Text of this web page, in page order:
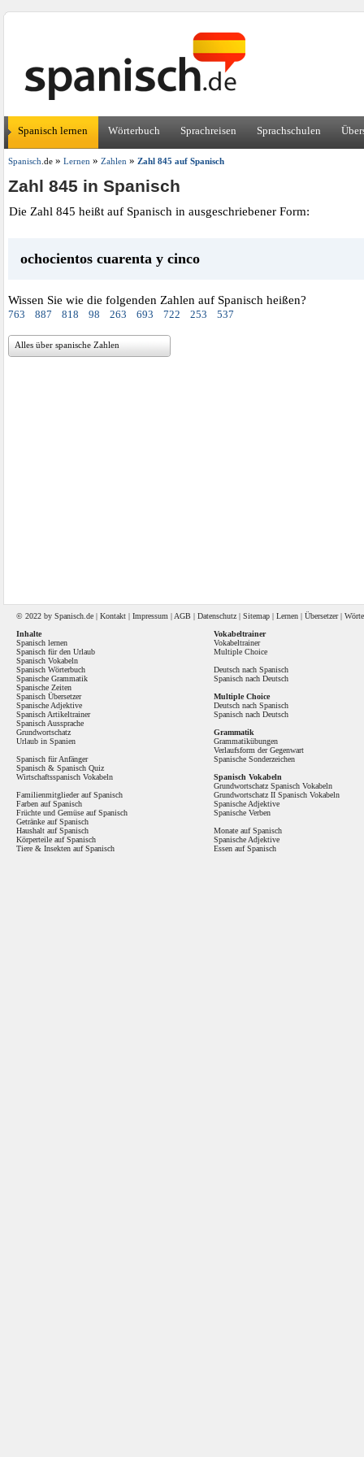
Spanisch lernen Wörterbuch Sprachreisen Sprachschulen
Spanisch .de» Lernen» Zahlen» Zahl 845 auf Spanisch
Zahl 845 in Spanisch
Die Zahl 845 heißt auf Spanisch in ausgeschriebener Form:
ochocientos cuarenta y cinco
Wissen Sie wie die folgenden Zahlen auf Spanisch heißen?
763 887 818 98 263 693 722 253 537
Alles über spanische Zahlen
© 2022 by Spanisch .de | Kontakt | Impressum | AGB | Datenschutz | Sitemap | Lernen | Übersetzer|
Inhalte
Spanisch lernen
Spanisch für den Urlaub
Spanisch Vokabeln
Spanisch Wörterbuch
Spanische Grammatik
Spanische Zeiten
Spanisch Übersetzer
Spanische Adjektive
Spanisch Artikeltrainer
Spanisch Aussprache
Grundwortschatz
Urlaub in Spanien
Spanisch für Anfänger
Spanisch & Spanisch Quiz
Wirtschaftsspanisch Vokabeln
Familienmitglieder auf Spanisch
Farben auf Spanisch
Früchte und Gemüse auf Spanisch
Getränke auf Spanisch
Haushalt auf Spanisch
Körperteile auf Spanisch
Tiere & Insekten auf Spanisch
Vokabeltrainer
Vokabeltrainer
Multiple Choice
Deutsch nach Spanisch
Spanisch nach Deutsch
Multiple Choice
Deutsch nach Spanisch
Spanisch nach Deutsch
Grammatik
Grammatikübungen
Verlaufsform der Gegenwart
Spanische Sonderzeichen
Spanisch Vokabeln
Grundwortschatz Spanisch Vokabeln
Grundwortschatz II Spanisch Vokabeln
Spanische Adjektive
Spanische Verben
Monate auf Spanisch
Spanische Adjektive
Essen auf Spanisch